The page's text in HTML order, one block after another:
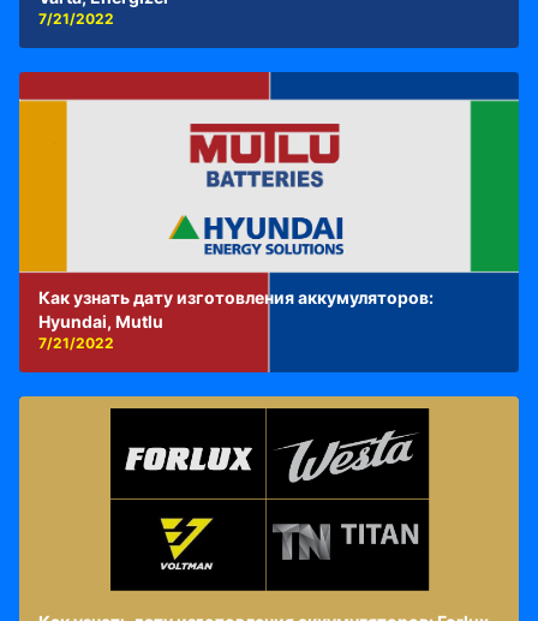
7/21/2022
Как узнать дату изготовления аккумуляторов:
Hyundai, Mutlu
7/21/2022